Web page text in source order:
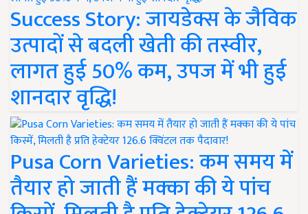
Success Story: जायडेक्स के जैविक
उत्पादों से बदली खेती की तस्वीर,
लागत हुई 50% कम, उपज में भी हुई
शानदार वृद्धि!
Pusa Corn Varieties: कम समय में
तैयार हो जाती हैं मक्का की ये पांच